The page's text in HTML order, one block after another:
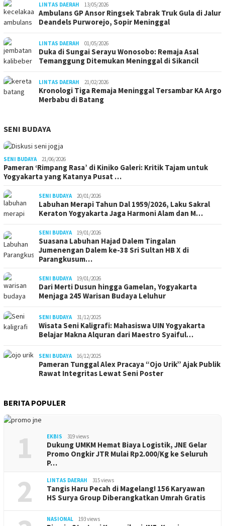
LINTAS DAERAH 13/05/2026
Ambulans GP Ansor Ringsek Tabrak Truk Gula di Jalur
Deandels Purworejo, Sopir Meninggal
LINTAS DAERAH 01/05/2026
Duka di Sungai Serayu Wonosobo: Remaja Asal
Temanggung Ditemukan Meninggal di Sikancil
LINTAS DAERAH 21/02/2026
Kronologi Tiga Remaja Meninggal Tersambar KA Argo
Merbabu di Batang
SENI BUDAYA
SENI BUDAYA 21/06/2026
Pameran ‘Rimpang Rasa’ di Kiniko Galeri: Kritik Tajam untuk
Yogyakarta yang Katanya Pusat …
SENI BUDAYA 20/01/2026
Labuhan Merapi Tahun Dal 1959/2026, Laku Sakral
Keraton Yogyakarta Jaga Harmoni Alam dan M…
SENI BUDAYA 19/01/2026
Suasana Labuhan Hajad Dalem Tingalan
Jumenengan Dalem ke-38 Sri Sultan HB X di
Parangkusum…
SENI BUDAYA 19/01/2026
Dari Merti Dusun hingga Gamelan, Yogyakarta
Menjaga 245 Warisan Budaya Leluhur
SENI BUDAYA 31/12/2025
Wisata Seni Kaligrafi: Mahasiswa UIN Yogyakarta
Belajar Makna Alquran dari Maestro Syaiful…
SENI BUDAYA 16/12/2025
Pameran Tunggal Alex Pracaya “Ojo Urik” Ajak Publik
Rawat Integritas Lewat Seni Poster
BERITA POPULER
1 EKBIS 319 views
Dukung UMKM Hemat Biaya Logistik, JNE Gelar
Promo Ongkir JTR Mulai Rp2.000/Kg ke Seluruh
P…
2 LINTAS DAERAH 315 views
Tangis Haru Pecah di Magelang! 156 Karyawan
HS Surya Group Diberangkatkan Umrah Gratis
NASIONAL 193 views